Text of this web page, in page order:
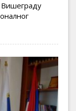
Вишеграду